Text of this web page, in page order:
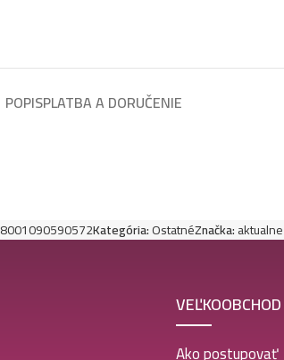
POPISPLATBA A DORUČENIE
8001090590572Kategória:OstatnéZnačka:aktualne
VEĽKOOBCHOD
Ako postupovať